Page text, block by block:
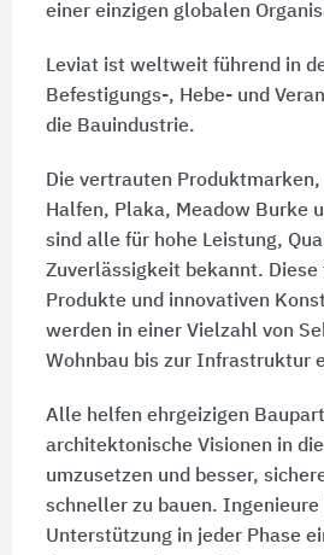
einer einzigen globalen
Leviat ist weltweit führend in
Befestigungs-, Hebe- und
die Bauindustrie.
Die vertrauten
Halfen, Plaka, Meadow Burke
sind alle für hohe Leistung,
Zuverlässigkeit bekannt. Diese
Produkte und innovativen
werden in einer Vielzahl von
Wohnbau bis zur Infrastruktur
Alle helfen ehrgeizigen
architektonische Visionen in
umzusetzen und besser,
schneller zu bauen.
Unterstützung in jeder Phase